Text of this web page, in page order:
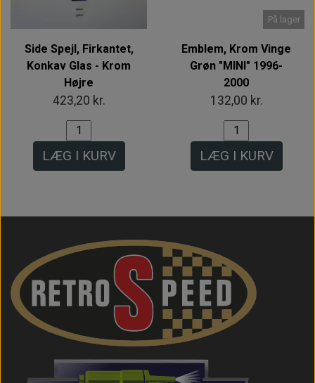
Side Spejl, Firkantet,
Konkav Glas - Krom
Højre
423,20 kr.
LÆG I KURV
På lager
Emblem, Krom Vinge
Grøn "MINI" 1996-
2000
132,00 kr.
LÆG I KURV